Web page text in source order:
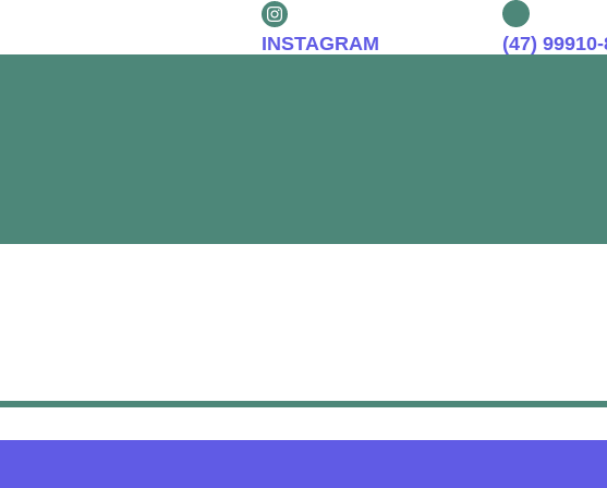
INSTAGRAM (47)